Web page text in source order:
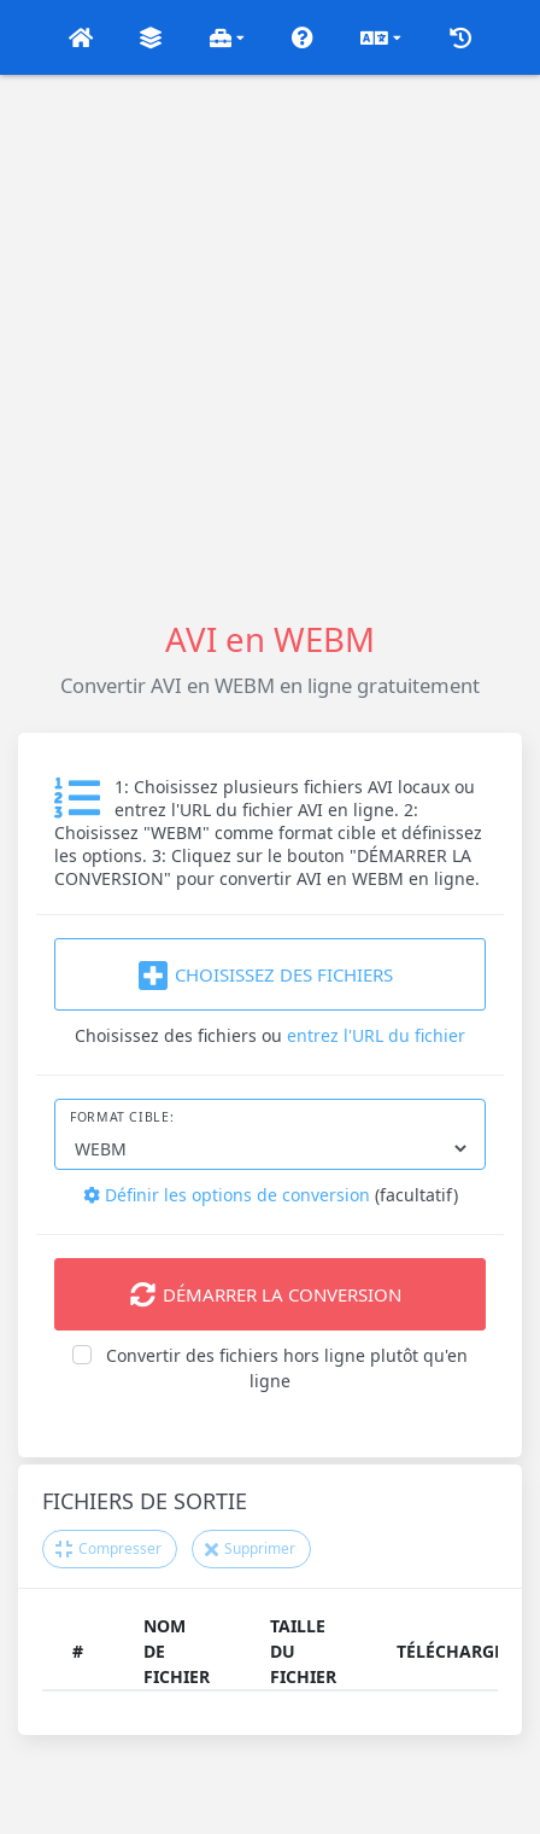
AVI en WEBM
Convertir AVI en WEBM en ligne gratuitement
1: Choisissez plusieurs fichiers AVI locaux ou
entrez l'URL du fichier AVI en ligne. 2:
Choisissez "WEBM" comme format cible et définissez
les options. 3: Cliquez sur le bouton "DÉMARRER LA
CONVERSION" pour convertir AVI en WEBM en ligne.
CHOISISSEZ DES FICHIERS
Choisissez des fichiers ou entrez l'URL du fichier
FORMAT CIBLE:
Définir les options de conversion (facultatif)
DÉMARRER LA CONVERSION
Convertir des fichiers hors ligne plutôt qu'en
ligne
FICHIERS DE SORTIE
Compresser Supprimer
#
NOM
DE
FICHIER
TAILLE
DU
FICHIER
TÉLÉCHARGER